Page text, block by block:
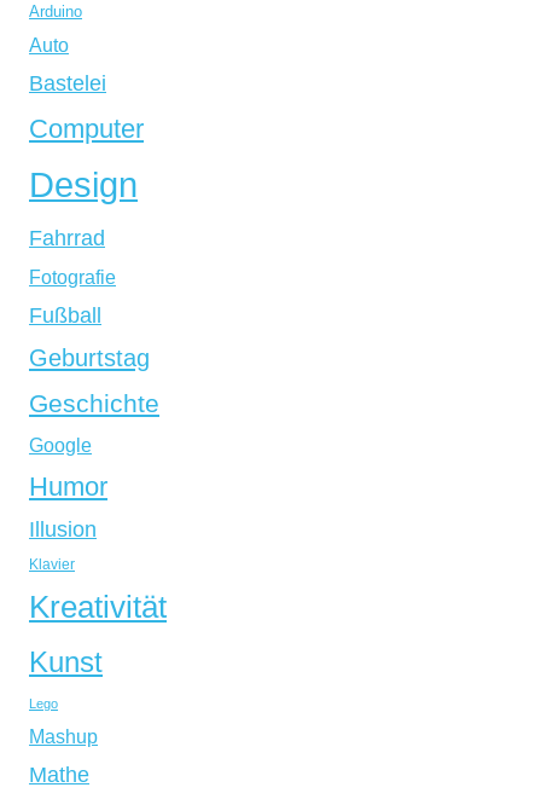
Arduino
Auto
Bastelei
Computer
Design
Fahrrad
Fotografie
Fußball
Geburtstag
Geschichte
Google
Humor
Illusion
Klavier
Kreativität
Kunst
Lego
Mashup
Mathe